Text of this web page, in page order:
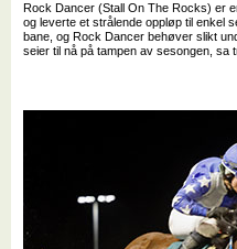
Rock Dancer (Stall On The Rocks) er
og leverte et strålende oppløp til enkel
bane, og Rock Dancer behøver slikt
seier til nå på tampen av sesongen, sa